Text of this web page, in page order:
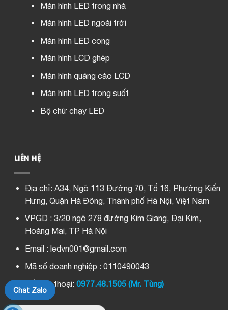
Màn hình LED trong nhà
Màn hình LED ngoài trời
Màn hình LED cong
Màn hình LCD ghép
Màn hình quảng cáo LCD
Màn hình LED trong suốt
Bộ chữ chạy LED
LIÊN HỆ
Địa chỉ: A34, Ngõ 113 Đường 70, Tổ 16, Phường Kiến
Hưng, Quận Hà Đông, Thành phố Hà Nội, Việt Nam
VPGD : 3/20 ngõ 278 đường Kim Giang, Đại Kim,
Hoàng Mai, TP Hà Nội
Email : ledvn001@gmail.com
Mã số doanh nghiệp : 0110490043
Số điện thoại: 0977.48.1505 (Mr. Tùng)
Chat Zalo